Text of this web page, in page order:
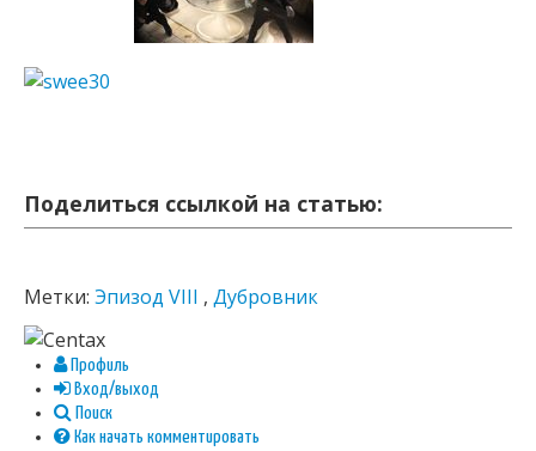
Поделиться ссылкой на статью:
Метки: Эпизод VIII , Дубровник
Профиль
Вход/выход
Поиск
Как начать комментировать